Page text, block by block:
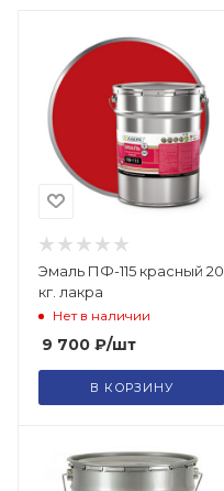
Эмаль ПФ-115 красный 20
кг. лакра
Нет в наличии
9 700 ₽/шт
В КОРЗИНУ